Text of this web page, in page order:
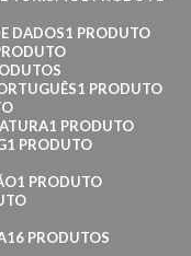
DADOS1 PRODUTO
1 PRODUTO
1 PRODUTO
1 PRODUTO
1 PRODUTO
16 PRODUTOS